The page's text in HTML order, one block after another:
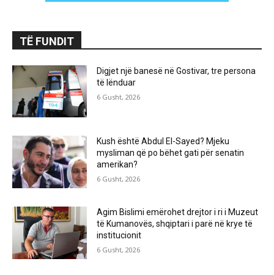
TË FUNDIT
Digjet një banesë në Gostivar, tre persona
të lënduar
6 Gusht, 2026
Kush është Abdul El-Sayed? Mjeku
mysliman që po bëhet gati për senatin
amerikan?
6 Gusht, 2026
Agim Bislimi emërohet drejtor i ri i Muzeut
të Kumanovës, shqiptari i parë në krye të
institucionit
6 Gusht, 2026